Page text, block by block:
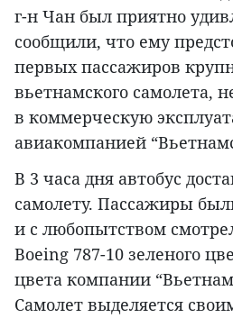
г-н Чан был приятно
сообщили, что ему
первых пассажиров
вьетнамского самолета,
в коммерческую
авиакомпанией
В 3 часа дня автобус
самолету. Пассажиры
и с любопытством
Boeing 787-10 зеленого
цвета компании
Самолет выделяется